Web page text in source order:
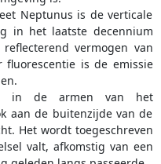
Neptunus is de verticale
in het laatste decennium
vermogen van
fluorescentie is de emissie
in de armen van het
aan de buitenzijde van de
Het wordt toegeschreven
valt, afkomstig van een